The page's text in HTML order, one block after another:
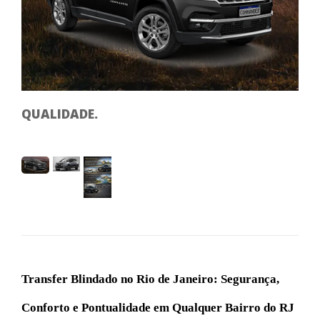
QUALIDADE.
Transfer Blindado no Rio de Janeiro: Segurança,
Conforto e Pontualidade em Qualquer Bairro do RJ